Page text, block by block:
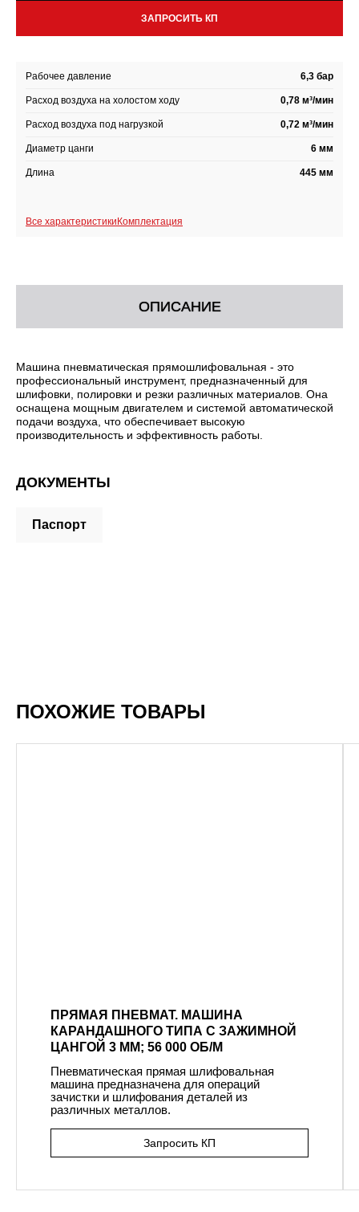
ЗАПРОСИТЬ КП
Рабочее давление 6,3 бар
Расход воздуха на холостом ходу 0,78 м³/мин
Расход воздуха под нагрузкой 0,72 м³/мин
Диаметр цанги 6 мм
Длина 445 мм
Все характеристики Комплектация
ОПИСАНИЕ
Машина пневматическая прямошлифовальная - это
профессиональный инструмент, предназначенный для
шлифовки, полировки и резки различных материалов. Она
оснащена мощным двигателем и системой автоматической
подачи воздуха, что обеспечивает высокую
производительность и эффективность работы.
ДОКУМЕНТЫ
Паспорт
ПОХОЖИЕ ТОВАРЫ
ПРЯМАЯ ПНЕВМАТ. МАШИНА
КАРАНДАШНОГО ТИПА С ЗАЖИМНОЙ
ЦАНГОЙ 3 ММ; 56 000 ОБ/М
Пневматическая прямая шлифовальная
машина предназначена для операций
зачистки и шлифования деталей из
различных металлов.
Запросить КП